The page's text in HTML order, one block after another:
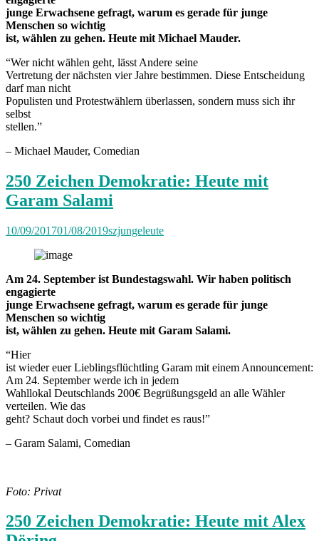
junge Erwachsene gefragt, warum es gerade für junge
Menschen so wichtig
ist, wählen zu gehen. Heute mit Michael Mauder.
“Wer nicht wählen geht, lässt Andere seine
Vertretung der nächsten vier Jahre bestimmen. Diese Entscheidung
darf man nicht
Populisten und Protestwählern überlassen, sondern muss sich ihr
selbst
stellen.”
– Michael Mauder, Comedian
250 Zeichen Demokratie: Heute mit
Garam Salami
10/09/201701/08/2019szjungeleute
Am 24. September ist Bundestagswahl. Wir haben politisch
engagierte
junge Erwachsene gefragt, warum es gerade für junge
Menschen so wichtig
ist, wählen zu gehen. Heute mit Garam Salami.
“Hier
ist wieder euer Lieblingsflüchtling Garam mit einem Announcement:
Am 24. September werde ich in jedem
Wahllokal Deutschlands 200€ Begrüßungsgeld an alle Wähler
verteilen. Wie das
geht? Schaut doch vorbei und findet es raus!”
– Garam Salami, Comedian
Foto: Privat
250 Zeichen Demokratie: Heute mit Alex